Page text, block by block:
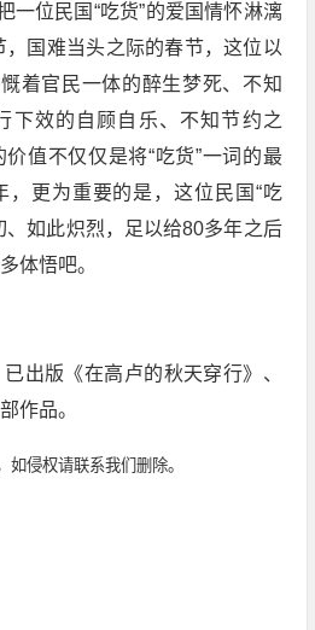
一位民国“吃货”的爱国情怀淋漓
国难当头之际的春节，这位以
着官民一体的醉生梦死、不知
下效的自顾自乐、不知节约之
值不仅仅是将“吃货”一词的最
，更为重要的是，这位民国“吃
、如此炽烈，足以给80多年之后
体悟吧。
出版《在高卢的秋天穿行》、
作品。
侵权请联系我们删除。